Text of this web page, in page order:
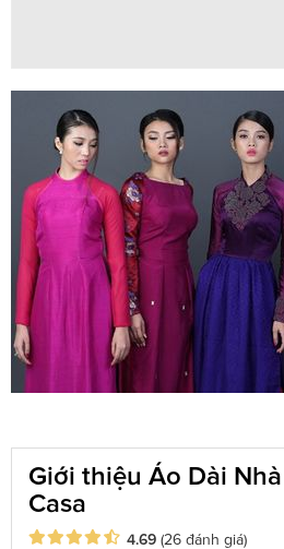
Giới thiệu Áo Dài
Casa
4.69 (26 đánh giá)